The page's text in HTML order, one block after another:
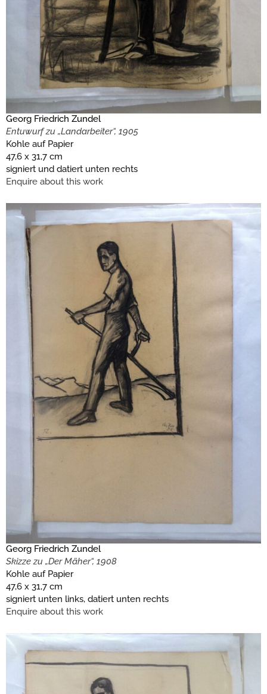
Georg Friedrich Zundel
Entuwurf zu „Landarbeiter“, 1905
Kohle auf Papier
47,6 x 31,7 cm
signiert und datiert unten rechts
Enquire about this work
Georg Friedrich Zundel
Skizze zu „Der Mäher“, 1908
Kohle auf Papier
47,6 x 31,7 cm
signiert unten links, datiert unten rechts
Enquire about this work